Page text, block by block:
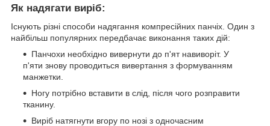
Як надягати виріб:
Існують різні способи надягання компресійних панчіх. Один з
найбільш популярних передбачає виконання таких дій:
Панчохи необхідно вивернути до п'ят навиворіт. У
п'яти знову проводиться вивертання з формуванням
манжетки.
Ногу потрібно вставити в слід, після чого розправити
тканину.
Виріб натягнути вгору по нозі з одночасним